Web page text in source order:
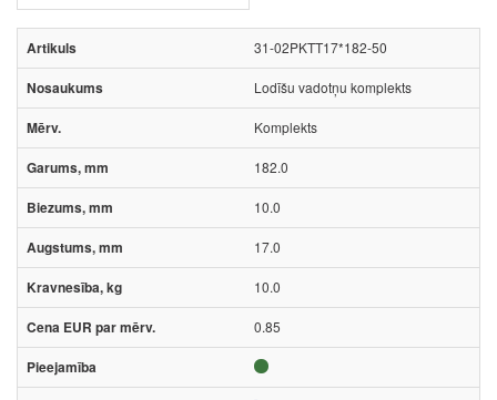
31-02PKTT17*182-50
Lodīšu vadotņu komplekts
Komplekts
182.0
10.0
17.0
10.0
0.85